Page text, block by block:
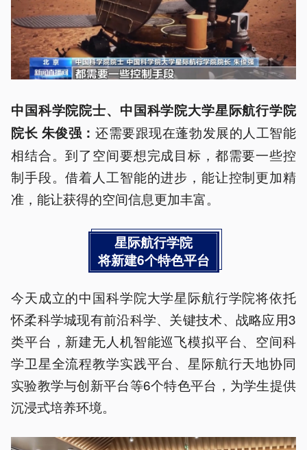
中国科学院院士、中国科学院大学星际航行学院
院长 朱俊强：还需要跟现在蓬勃发展的人工智能
相结合。到了空间要想完成目标，都需要一些控
制手段。借着人工智能的进步，能让控制更加精
准，能让获得的空间信息更加丰富。
星际航行学院
将新建6个特色平台
今天成立的中国科学院大学星际航行学院将依托
怀柔科学城现有前沿科学、关键技术、战略应用3
类平台，新建无人机智能巡飞模拟平台、空间科
学卫星全流程教学实践平台、星际航行天地协同
实验教学与创新平台等6个特色平台，为学生提供
沉浸式培养环境。